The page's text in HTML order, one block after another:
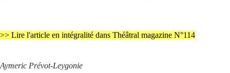
>> Lire l'article en intégralité dans Théâtral magazine N°114
Aymeric Prévot-Leygonie